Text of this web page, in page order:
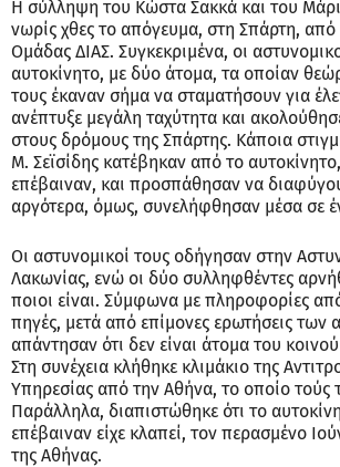
Η σύλληψη του Κώστα Σακκά και του
νωρίς χθες το απόγευμα, στη Σπάρτη, από
Ομάδας ΔΙΑΣ. Συγκεκριμένα, οι
αυτοκίνητο, με δύο άτομα, τα οποίαν
τους έκαναν σήμα να σταματήσουν για
ανέπτυξε μεγάλη ταχύτητα και
στους δρόμους της Σπάρτης. Κάποια
Μ. Σεϊσίδης κατέβηκαν από το
επέβαιναν, και προσπάθησαν να
αργότερα, όμως, συνελήφθησαν μέσα σε
Οι αστυνομικοί τους οδήγησαν στην
Λακωνίας, ενώ οι δύο συλληφθέντες
ποιοι είναι. Σύμφωνα με πληροφορίες
πηγές, μετά από επίμονες ερωτήσεις των
απάντησαν ότι δεν είναι άτομα του
Στη συνέχεια κλήθηκε κλιμάκιο της
Υπηρεσίας από την Αθήνα, το οποίο τούς
Παράλληλα, διαπιστώθηκε ότι το
επέβαιναν είχε κλαπεί, τον περασμένο
της Αθήνας.